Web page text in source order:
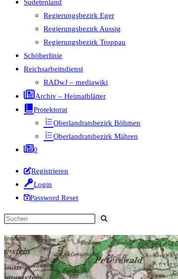
Sudetenland
Regierungsbezirk Eger
Regierungsbezirk Aussig
Regierungsbezirk Troppau
Schöberlinie
Reichsarbeitsdienst
RADwJ – mediawiki
Archiv – Heimatblätter
Protektorat
Oberlandratsbezirk Böhmen
Oberlandratsbezirk Mähren
0
Registrieren
Login
Password Reset
Diese
durchsuchen